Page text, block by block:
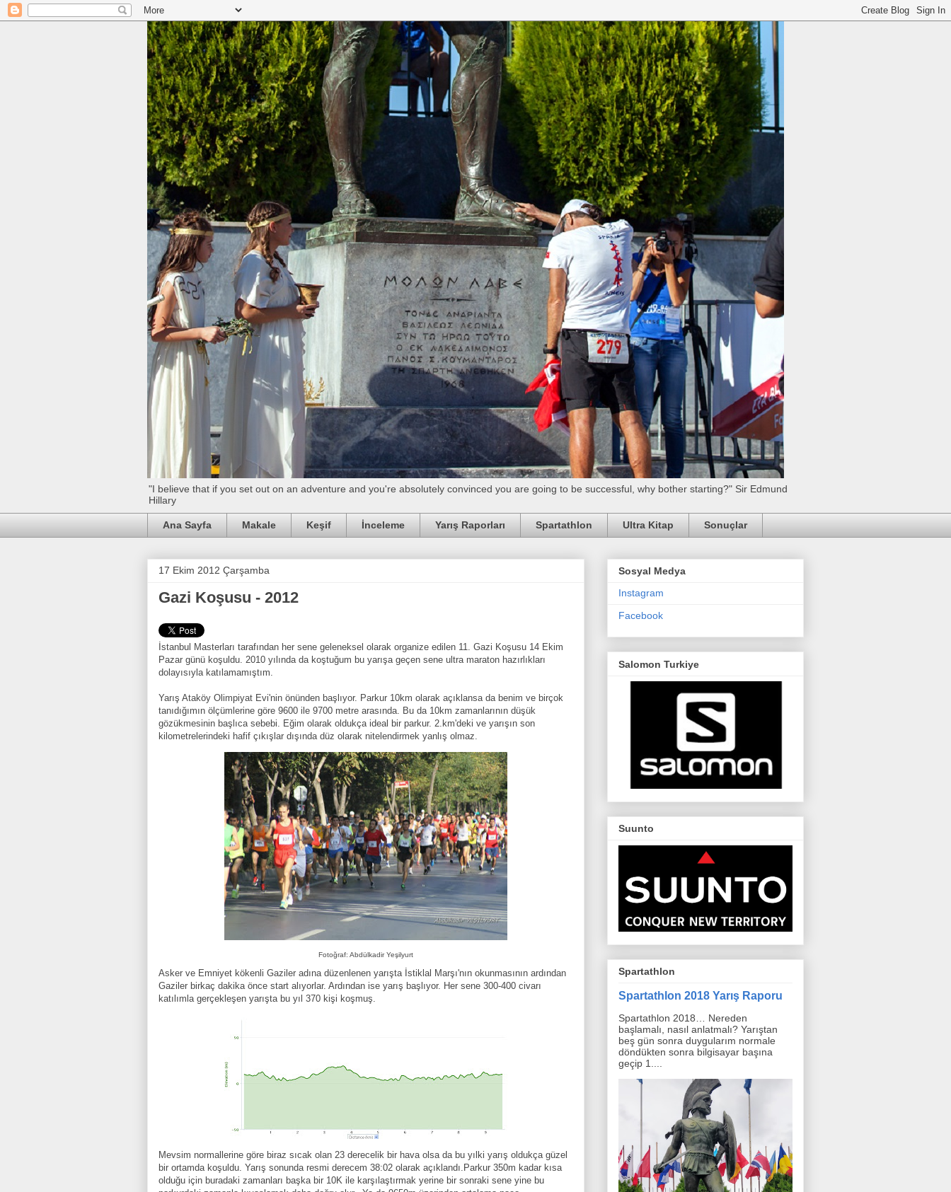
"I believe that if you set out on an adventure and you're absolutely convinced you are going to be successful, why bother starting?" Sir Edmund
Hillary
Ana Sayfa Makale Keşif İnceleme Yarış Raporları Spartathlon Ultra Kitap Sonuçlar
17 Ekim 2012 Çarşamba
Gazi Koşusu - 2012
İstanbul Masterları tarafından her sene geleneksel olarak organize edilen 11. Gazi Koşusu 14 Ekim
Pazar günü koşuldu. 2010 yılında da koştuğum bu yarışa geçen sene ultra maraton hazırlıkları
dolayısıyla katılamamıştım.
Yarış Ataköy Olimpiyat Evi'nin önünden başlıyor. Parkur 10km olarak açıklansa da benim ve birçok
tanıdığımın ölçümlerine göre 9600 ile 9700 metre arasında. Bu da 10km zamanlarının düşük
gözükmesinin başlıca sebebi. Eğim olarak oldukça ideal bir parkur. 2.km'deki ve yarışın son
kilometrelerindeki hafif çıkışlar dışında düz olarak nitelendirmek yanlış olmaz.
Fotoğraf: Abdülkadir Yeşilyurt
Asker ve Emniyet kökenli Gaziler adına düzenlenen yarışta İstiklal Marşı'nın okunmasının ardından
Gaziler birkaç dakika önce start alıyorlar. Ardından ise yarış başlıyor. Her sene 300-400 civarı
katılımla gerçekleşen yarışta bu yıl 370 kişi koşmuş.
Mevsim normallerine göre biraz sıcak olan 23 derecelik bir hava olsa da bu yılki yarış oldukça güzel
bir ortamda koşuldu. Yarış sonunda resmi derecem 38:02 olarak açıklandı.Parkur 350m kadar kısa
olduğu için buradaki zamanları başka bir 10K ile karşılaştırmak yerine bir sonraki sene yine bu
Sosyal Medya
Instagram
Facebook
Salomon Turkiye
Suunto
Spartathlon
Spartathlon 2018 Yarış Raporu
Spartathlon 2018… Nereden
başlamalı, nasıl anlatmalı? Yarıştan
beş gün sonra duygularım normale
döndükten sonra bilgisayar başına
geçip 1....